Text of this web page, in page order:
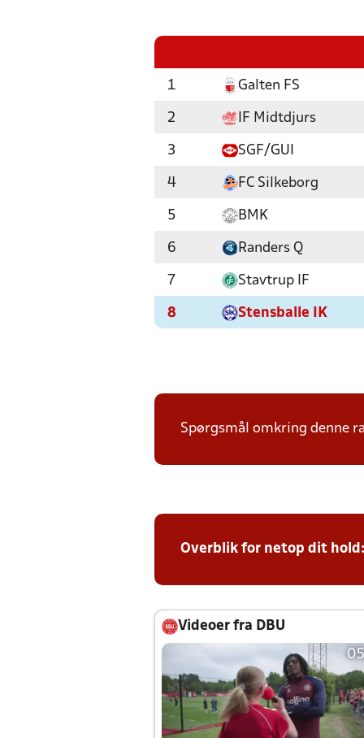
1 Galten FS
2 IF Midtdjurs
3 SGF/GUI
4 FC Silkeborg
5 BMK
6 Randers Q
7 Stavtrup IF
8 Stensballe IK
Spørgsmål omkring denne
Overblik for netop dit
Videoer fra DBU